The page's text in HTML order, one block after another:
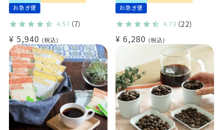
有機グリーンルイボスティー
×1パック
デカフェドリップコーヒー 3種
カ-アロナ-）36杯
カフェインレス 珈琲 紅茶 送料
無料 (dc) おしゃれ
お急ぎ便
4.57 （7）
¥ 5,940 税込
すすめ
お急ぎ便
4.73 （22）
¥ 6,280 税込